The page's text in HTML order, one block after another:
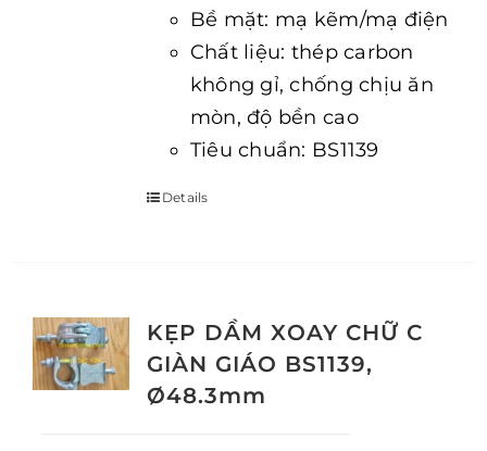
Bề mặt: mạ kẽm/mạ điện
Chất liệu: thép carbon
không gỉ, chống chịu ăn
mòn, độ bền cao
Tiêu chuẩn: BS1139
Details
KẸP DẦM XOAY CHỮ C
GIÀN GIÁO BS1139,
Ø48.3mm